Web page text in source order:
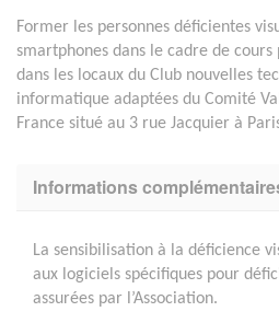
Former les personnes déficientes
smartphones dans le cadre de
dans les locaux du Club nouvelles
informatique adaptées du Comité
France situé au 3 rue Jacquier à
Informations
La sensibilisation à la déficience
aux logiciels spécifiques pour
assurées par l’Association.